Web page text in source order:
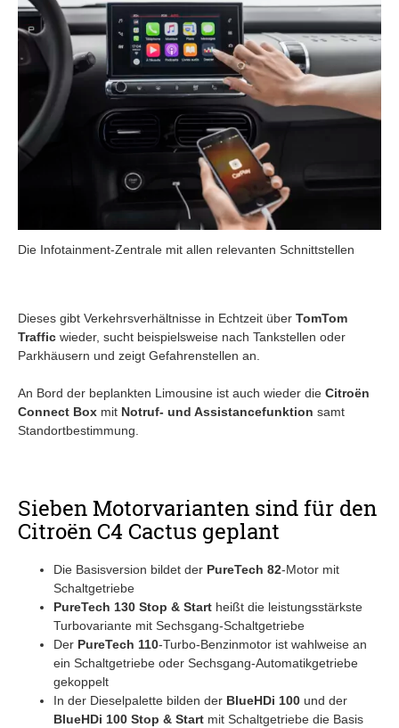
Die Infotainment-Zentrale mit allen relevanten Schnittstellen
Dieses gibt Verkehrsverhältnisse in Echtzeit über TomTom
Traffic wieder, sucht beispielsweise nach Tankstellen oder
Parkhäusern und zeigt Gefahrenstellen an.
An Bord der beplankten Limousine ist auch wieder die Citroën
Connect Box mit Notruf- und Assistancefunktion samt
Standortbestimmung.
Sieben Motorvarianten sind für den
Citroën C4 Cactus geplant
Die Basisversion bildet der PureTech 82-Motor mit
Schaltgetriebe
PureTech 130 Stop & Start heißt die leistungsstärkste
Turbovariante mit Sechsgang-Schaltgetriebe
Der PureTech 110-Turbo-Benzinmotor ist wahlweise an
ein Schaltgetriebe oder Sechsgang-Automatikgetriebe
gekoppelt
In der Dieselpalette bilden der BlueHDi 100 und der
BlueHDi 100 Stop & Start mit Schaltgetriebe die Basis